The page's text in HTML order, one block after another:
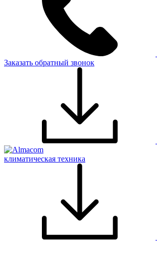
Заказать обратный звонок
климатическая техника